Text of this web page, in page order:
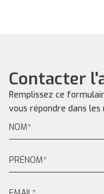
Contacter
Remplissez ce
vous répondre dans les